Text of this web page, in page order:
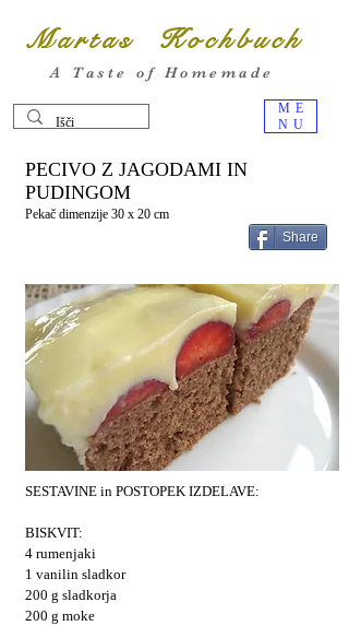
ME
NU
Martas Kochbuch
A Taste of Homemade
PECIVO Z JAGODAMI IN
PUDINGOM
Pekač dimenzije 30 x 20 cm
Share
SESTAVINE in POSTOPEK IZDELAVE:
BISKVIT:
4 rumenjaki
1 vanilin sladkor
200 g sladkorja
200 g moke